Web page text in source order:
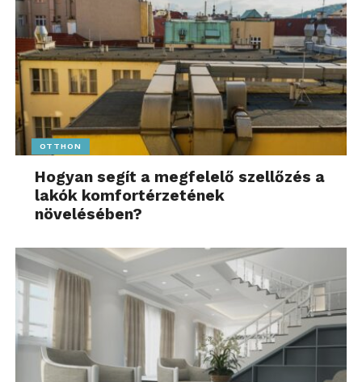
OTTHON
Hogyan segít a megfelelő szellőzés a
lakók komfortérzetének
növelésében?